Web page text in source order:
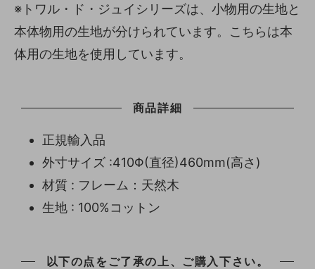
※トワル・ド・ジュイシリーズは、小物用の生地と
本体物用の生地が分けられています。こちらは本
体用の生地を使用しています。
商品詳細
正規輸入品
外寸サイズ :410Φ(直径)460mm(高さ)
材質 : フレーム：天然木
生地 : 100%コットン
以下の点をご了承の上、ご購入下さい。